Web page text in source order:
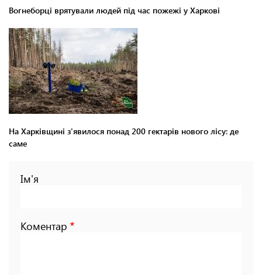
Вогнеборці врятували людей під час пожежі у Харкові
На Харківщині з'явилося понад 200 гектарів нового лісу: де
саме
Ім'я
Коментар